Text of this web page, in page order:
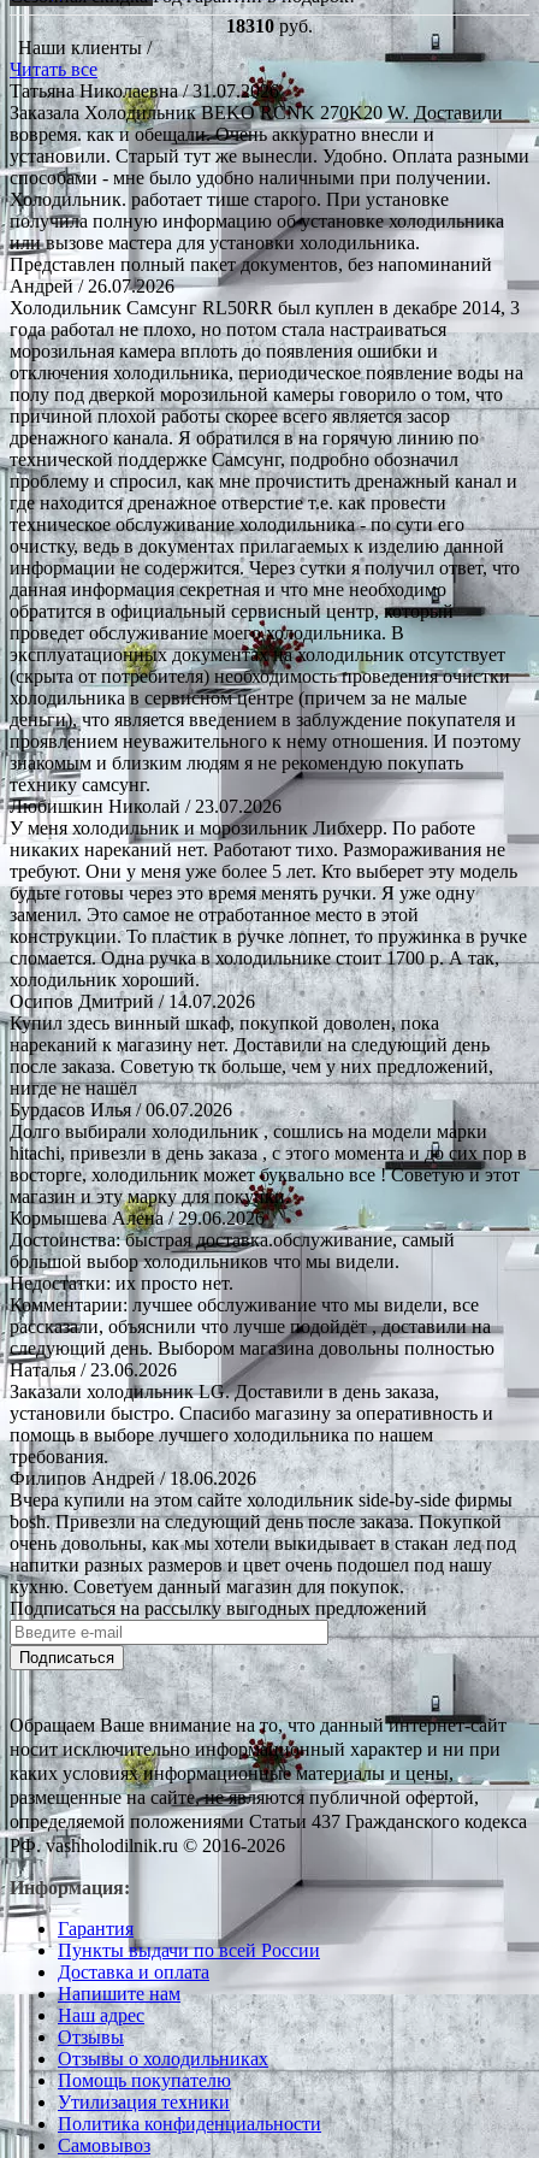
18310руб.
Наши клиенты /
Читать все
Татьяна Николаевна/ 31.07.2026
Заказала Холодильник BEKO RCNK 270K20 W. Доставили
вовремя. как и обещали. Очень аккуратно внесли и
установили. Старый тут же вынесли. Удобно. Оплата разными
способами - мне было удобно наличными при получении.
Холодильник. работает тише старого. При установке
получила полную информацию об установке холодильника
или вызове мастера для установки холодильника.
Представлен полный пакет документов, без напоминаний
Андрей/ 26.07.2026
Холодильник Самсунг RL50RR был куплен в декабре 2014, 3
года работал не плохо, но потом стала настраиваться
морозильная камера вплоть до появления ошибки и
отключения холодильника, периодическое появление воды на
полу под дверкой морозильной камеры говорило о том, что
причиной плохой работы скорее всего является засор
дренажного канала. Я обратился в на горячую линию по
технической поддержке Самсунг, подробно обозначил
проблему и спросил, как мне прочистить дренажный канал и
где находится дренажное отверстие т.е. как провести
техническое обслуживание холодильника - по сути его
очистку, ведь в документах прилагаемых к изделию данной
информации не содержится. Через сутки я получил ответ, что
данная информация секретная и что мне необходимо
обратится в официальный сервисный центр, который
проведет обслуживание моего холодильника. В
эксплуатационных документах на холодильник отсутствует
(скрыта от потребителя) необходимость проведения очистки
холодильника в сервисном центре (причем за не малые
деньги), что является введением в заблуждение покупателя и
проявлением неуважительного к нему отношения. И поэтому
знакомым и близким людям я не рекомендую покупать
технику самсунг.
Любишкин Николай / 23.07.2026
У меня холодильник и морозильник Либхерр. По работе
никаких нареканий нет. Работают тихо. Размораживания не
требуют. Они у меня уже более 5 лет. Кто выберет эту модель
будьте готовы через это время менять ручки. Я уже одну
заменил. Это самое не отработанное место в этой
конструкции. То пластик в ручке лопнет, то пружинка в ручке
сломается. Одна ручка в холодильнике стоит 1700 р. А так,
холодильник хороший.
Осипов Дмитрий / 14.07.2026
Купил здесь винный шкаф, покупкой доволен, пока
нареканий к магазину нет. Доставили на следующий день
после заказа. Советую тк больше, чем у них предложений,
нигде не нашёл
Бурдасов Илья/ 06.07.2026
Долго выбирали холодильник , сошлись на модели марки
hitachi, привезли в день заказа , с этого момента и до сих пор в
восторге, холодильник может буквально все ! Советую и этот
магазин и эту марку для покупки.
Кормышева Алена/ 29.06.2026
Достоинства: быстрая доставка.обслуживание, самый
большой выбор холодильников что мы видели.
Недостатки: их просто нет.
Комментарии: лучшее обслуживание что мы видели, все
рассказали, объяснили что лучше подойдёт , доставили на
следующий день. Выбором магазина довольны полностью
Наталья / 23.06.2026
Заказали холодильник LG. Доставили в день заказа,
установили быстро. Спасибо магазину за оперативность и
помощь в выборе лучшего холодильника по нашем
требования.
Филипов Андрей/ 18.06.2026
Вчера купили на этом сайте холодильник side-by-side фирмы
bosh. Привезли на следующий день после заказа. Покупкой
очень довольны, как мы хотели выкидывает в стакан лед под
напитки разных размеров и цвет очень подошел под нашу
кухню. Советуем данный магазин для покупок.
Подписаться на рассылку выгодных предложений
Подписаться
Обращаем Ваше внимание на то, что данный интернет-сайт
носит исключительно информационный характер и ни при
каких условиях информационные материалы и цены,
размещенные на сайте, не являются публичной офертой,
определяемой положениями Статьи 437 Гражданского кодекса
РФ. vashholodilnik.ru © 2016-2026
Информация:
Гарантия
Пункты выдачи по всей России
Доставка и оплата
Напишите нам
Наш адрес
Отзывы
Отзывы о холодильниках
Помощь покупателю
Утилизация техники
Политика конфиденциальности
Самовывоз